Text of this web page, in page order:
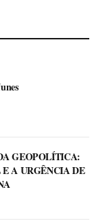
GEOPOLÍTICA:
A URGÊNCIA DE